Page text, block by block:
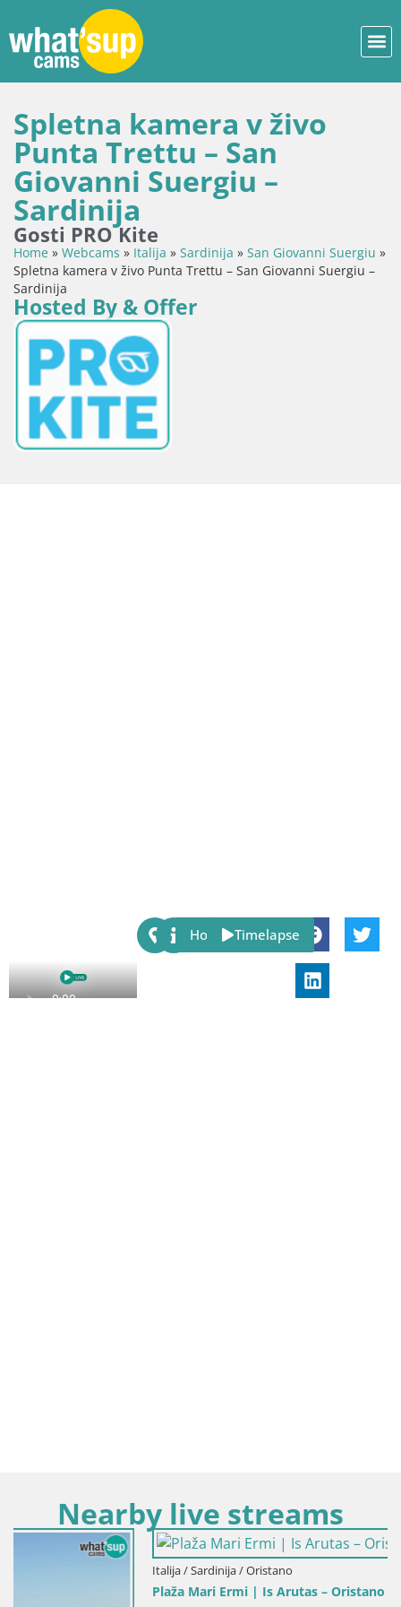
Spletna kamera v živo
Punta Trettu – San
Giovanni Suergiu –
Sardinija
Gosti PRO Kite
Home » Webcams » Italija » Sardinija » San Giovanni Suergiu »
Spletna kamera v živo Punta Trettu – San Giovanni Suergiu –
Sardinija
Hosted By & Offer
Share:
Host Timelapse
Nearby live streams
Italija / Sardinija / Oristano
Plaža Mari Ermi | Is Arutas – Oristano